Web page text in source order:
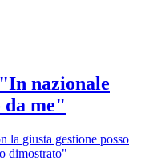
nazionale
da me"
la giusta gestione posso
dimostrato"